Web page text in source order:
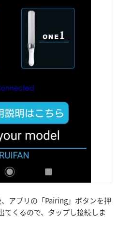
アプリの「Pairing」ボタンを押
てくるので、タップし接続しま